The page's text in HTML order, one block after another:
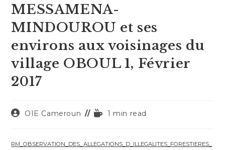
MESSAMENA-
MINDOUROU et ses
environs aux voisinages du
village OBOUL 1, Février
2017
Auteur/autrice
publication :
OIE Cameroun
Temps1 min read
RM_OBSERVATION_DES_ALLEGATIONS_D_ILLEGALITES_FORESTIERES_